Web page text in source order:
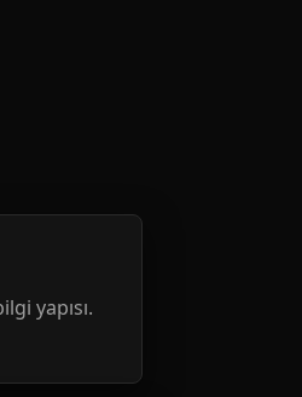
yapısı.